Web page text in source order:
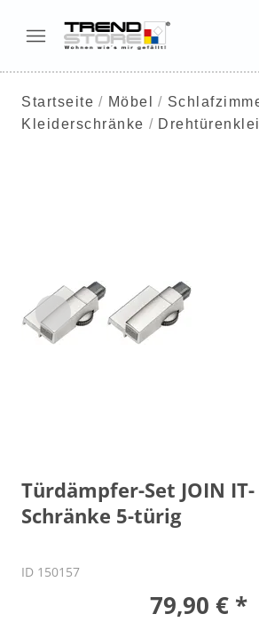
Startseite Möbel
Kleiderschränke
Türdämpfer-Set JOIN
Schränke 5-türig
ID 150157
79,90 € *